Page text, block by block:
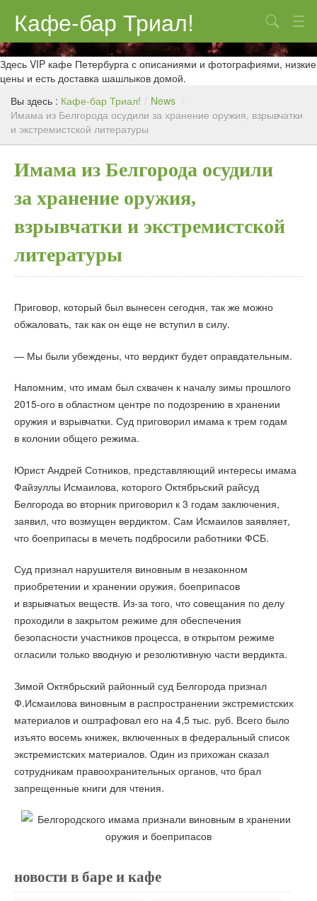
Кафе-бар Триал!
О нас
Меню
Контакты
Реклама
Поиск
Здесь VIP кафе Петербурга с описаниями и фотографиями, низкие
цены и есть доставка шашлыков домой.
Вы здесь : Кафе-бар Триал! / News /
Имама из Белгорода осудили за хранение оружия, взрывчатки
и экстремистской литературы
Имама из Белгорода осудили
за хранение оружия,
взрывчатки и экстремистской
литературы
Приговор, который был вынесен сегодня, так же можно
обжаловать, так как он еще не вступил в силу.
— Мы были убеждены, что вердикт будет оправдательным.
Напомним, что имам был схвачен к началу зимы прошлого
2015-ого в областном центре по подозрению в хранении
оружия и взрывчатки. Суд приговорил имама к трем годам
в колонии общего режима.
Юрист Андрей Сотников, представляющий интересы имама
Файзуллы Исмаилова, которого Октябрьский райсуд
Белгорода во вторник приговорил к 3 годам заключения,
заявил, что возмущен вердиктом. Сам Исмаилов заявляет,
что боеприпасы в мечеть подбросили работники ФСБ.
Суд признал нарушителя виновным в незаконном
приобретении и хранении оружия, боеприпасов
и взрывчатых веществ. Из-за того, что совещания по делу
проходили в закрытом режиме для обеспечения
безопасности участников процесса, в открытом режиме
огласили только вводную и резолютивную части вердикта.
Зимой Октябрьский районный суд Белгорода признал
Ф.Исмаилова виновным в распространении экстремистских
материалов и оштрафовал его на 4,5 тыс. руб. Всего было
изъято восемь книжек, включенных в федеральный список
экстремистских материалов. Один из прихожан сказал
сотрудникам правоохранительных органов, что брал
запрещенные книги для чтения.
новости в баре и кафе